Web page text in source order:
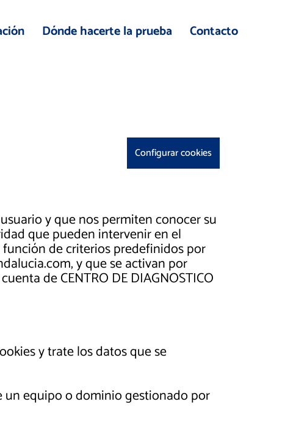
Dónde hacerte la prueba Contacto
Configurar cookies
y que nos permiten conocer su
que pueden intervenir en el
de criterios predefinidos por
y que se activan por
de CENTRO DE DIAGNOSTICO
y trate los datos que se
un equipo o dominio gestionado por